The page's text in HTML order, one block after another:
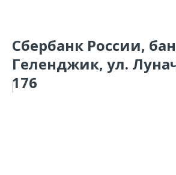
Сбербанк России,
Геленджик, ул.
176